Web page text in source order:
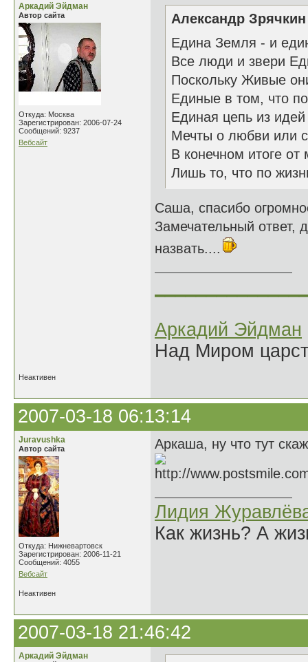
Аркадий Эйдман
Автор сайта
Откуда: Москва
Зарегистрирован: 2006-07-24
Сообщений: 9237
Вебсайт
Александр
Едина Земля - и
Все люди и звери
Поскольку Живые
Единые в том, что
Единая цепь из
Мечты о любви или
В конечном итоге от
Лишь то, что по
Саша, спасибо
Замечательный ответ,
назвать....
Аркадий Эйдман
Над Миром
Неактивен
2007-03-18 06:13:14
Juravushka
Автор сайта
Откуда: Нижневартовск
Зарегистрирован: 2006-11-21
Сообщений: 4055
Вебсайт
Аркаша, ну что тут
Лидия
Как жизнь? А
Неактивен
2007-03-18 21:46:42
Аркадий Эйдман